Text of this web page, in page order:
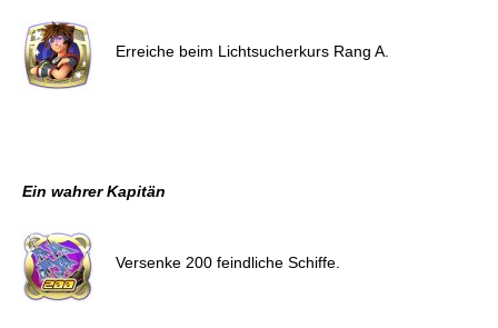
Erreiche beim Lichtsucherkurs Rang A.
Ein wahrer Kapitän
Versenke 200 feindliche Schiffe.